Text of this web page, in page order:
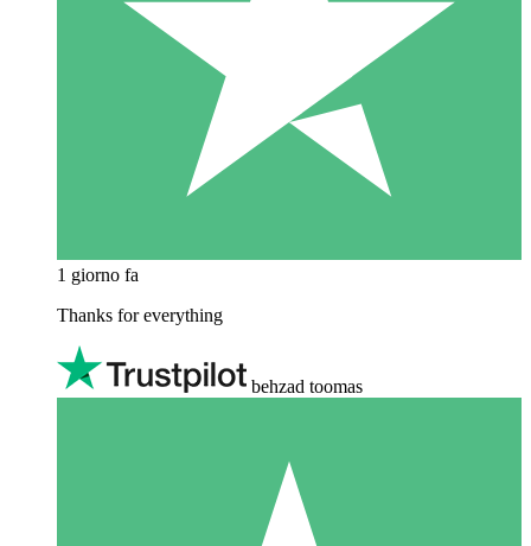
1 giorno fa
Thanks for everything
behzad toomas